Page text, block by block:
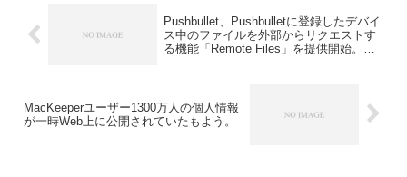
Pushbullet、Pushbulletに登録したデバイ
ス中のファイルを外部からリクエストす
る機能「Remote Files」を提供開始。ま
MacKeeperユーザー1300万人の個人情報
が一時Web上に公開されていたもよう。